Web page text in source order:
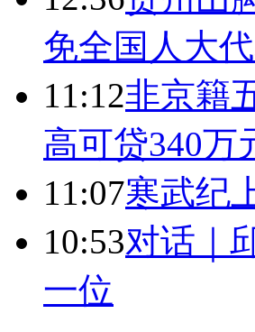
免全国人大
11:12非京籍
高可贷340万
11:07寒武纪
10:53对话｜
一位